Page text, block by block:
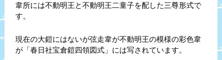
韋所には不動明王と不動明王二童子を配した三尊形式で
す。
現在の大鎧にはないが弦走韋が不動明王の模様の彩色韋
が「春日社宝倉鎧四領図式」には写されています。